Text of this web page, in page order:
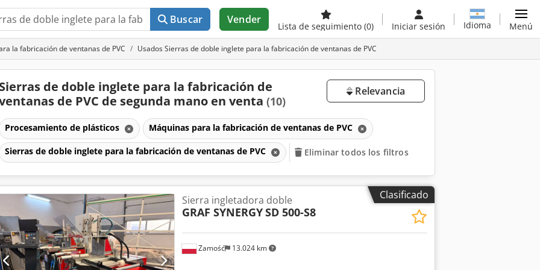
Buscar Vender
Lista de seguimiento (0) Iniciar sesión Idioma Menú
la fabricación de ventanas de PVC Usados Sierras de doble inglete para la fabricación de ventanas de PVC
Sierras de doble inglete para la fabricación de
de PVC de segunda mano en venta (10)
Relevancia
Procesamiento de plásticos Máquinas para la fabricación de ventanas de PVC
Sierras de doble inglete para la fabricación de ventanas de PVC Eliminar todos los filtros
Clasificado
Zamość 13.024 km
Sierra ingletadora doble
GRAF SYNERGYSD 500-S8